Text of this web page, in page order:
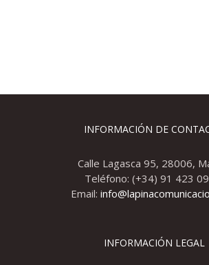
INFORMACIÓN DE
Calle Lagasca 95, 28006,
Teléfono: (+34) 91 423
Email:
INFORMACIÓN LEGAL